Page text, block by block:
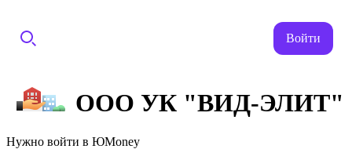
Войти
ООО УК "ВИД-ЭЛИТ"
Нужно войти в ЮMoney